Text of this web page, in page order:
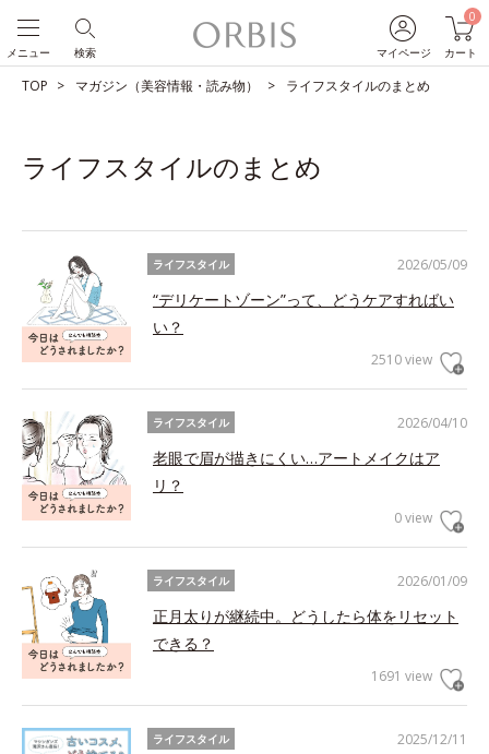
マイページ
0
カート
検索
メニュー
TOP マガジン（美容情報・読み物） ライフスタイルのまとめ
ライフスタイルのまとめ
2026/05/09
ライフスタイル
“デリケートゾーン”って、どうケアすればい
い？
2510 view
2026/04/10
ライフスタイル
老眼で眉が描きにくい…アートメイクはア
リ？
0 view
2026/01/09
ライフスタイル
正月太りが継続中。どうしたら体をリセット
できる？
1691 view
2025/12/11
ライフスタイル